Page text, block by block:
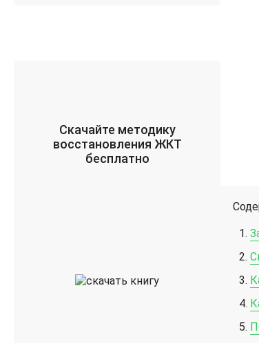
Скачайте методику
восстановления ЖКТ
бесплатно